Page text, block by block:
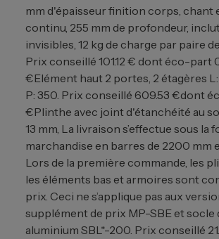
mm d'épaisseur finition corps, chant
continu, 255 mm de profondeur,
invisibles, 12 kg de charge par paire
Prix conseillé 101.12 € dont éco-part
€Elément haut 2 portes, 2 étagères
P: 350. Prix conseillé 609.53 €dont
€Plinthe avec joint d'étanchéité au
13 mm, La livraison s’effectue sous la
marchandise en barres de 2200 mm
Lors de la première commande, les
les éléments bas et armoires sont
prix. Ceci ne s’applique pas aux
supplément de prix MP-SBE et socle
aluminium SBL*-200. Prix conseillé